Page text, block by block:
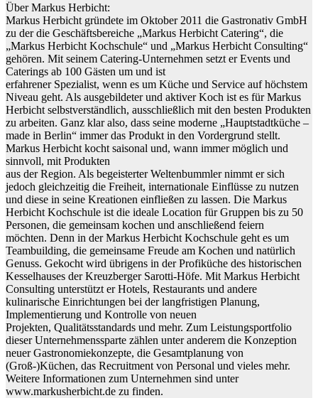
Über Markus Herbicht:
Markus Herbicht gründete im Oktober 2011 die Gastronativ GmbH
zu der die Geschäftsbereiche „Markus Herbicht Catering“, die
„Markus Herbicht Kochschule“ und „Markus Herbicht Consulting“
gehören. Mit seinem Catering-Unternehmen setzt er Events und
Caterings ab 100 Gästen um und ist
erfahrener Spezialist, wenn es um Küche und Service auf höchstem
Niveau geht. Als ausgebildeter und aktiver Koch ist es für Markus
Herbicht selbstverständlich, ausschließlich mit den besten Produkten
zu arbeiten. Ganz klar also, dass seine moderne „Hauptstadtküche –
made in Berlin“ immer das Produkt in den Vordergrund stellt.
Markus Herbicht kocht saisonal und, wann immer möglich und
sinnvoll, mit Produkten
aus der Region. Als begeisterter Weltenbummler nimmt er sich
jedoch gleichzeitig die Freiheit, internationale Einflüsse zu nutzen
und diese in seine Kreationen einfließen zu lassen. Die Markus
Herbicht Kochschule ist die ideale Location für Gruppen bis zu 50
Personen, die gemeinsam kochen und anschließend feiern
möchten. Denn in der Markus Herbicht Kochschule geht es um
Teambuilding, die gemeinsame Freude am Kochen und natürlich
Genuss. Gekocht wird übrigens in der Profiküche des historischen
Kesselhauses der Kreuzberger Sarotti-Höfe. Mit Markus Herbicht
Consulting unterstützt er Hotels, Restaurants und andere
kulinarische Einrichtungen bei der langfristigen Planung,
Implementierung und Kontrolle von neuen
Projekten, Qualitätsstandards und mehr. Zum Leistungsportfolio
dieser Unternehmenssparte zählen unter anderem die Konzeption
neuer Gastronomiekonzepte, die Gesamtplanung von
(Groß-)Küchen, das Recruitment von Personal und vieles mehr.
Weitere Informationen zum Unternehmen sind unter
www.markusherbicht.de zu finden.